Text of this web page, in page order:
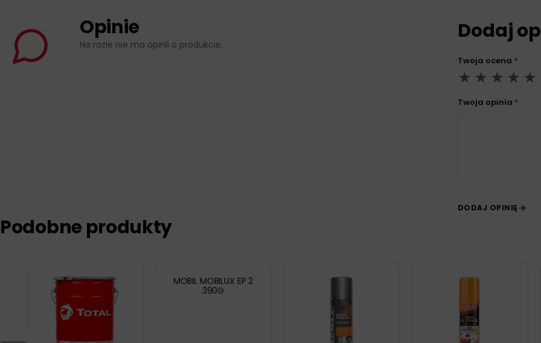
Opinie
Na razie nie ma opinii o produkcie.
Dodaj
Twoja ocena *
Twoja opinia *
DODAJ OPINIĘ
Podobne produkty
MOBIL MOBILUX EP 2
390G